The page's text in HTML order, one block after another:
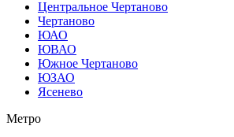
Центральное Чертаново
Чертаново
ЮАО
ЮВАО
Южное Чертаново
ЮЗАО
Ясенево
Метро